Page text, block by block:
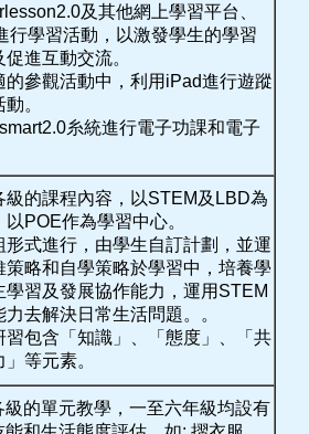
及其他網上學習平台、
行學習活動，以激發學生的學習
進互動交流。
的參觀活動中，利用iPad進行遊蹤
。
糸統進行電子功課和電子
級的課程內容，以STEM及LBD為
以POE作為學習中心。
形式進行，由學生自訂計劃，並運
策略和自學策略於學習中，培養學
學習及發展協作能力，運用STEM
力去解決日常生活問題。。
習包含「知識」、「態度」、「共
等元素。
級的單元教學，一至六年級均設有